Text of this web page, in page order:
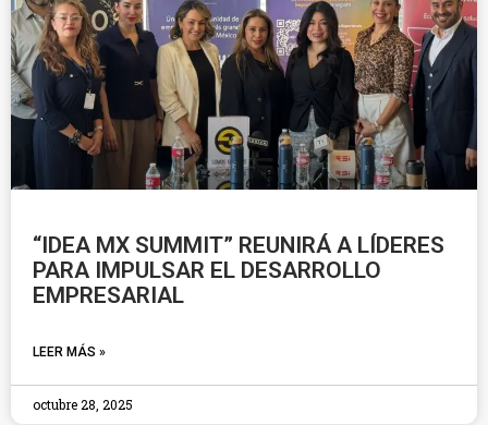
“IDEA MX SUMMIT” REUNIRÁ A LÍDERES
PARA IMPULSAR EL DESARROLLO
EMPRESARIAL
LEER MÁS »
octubre 28, 2025